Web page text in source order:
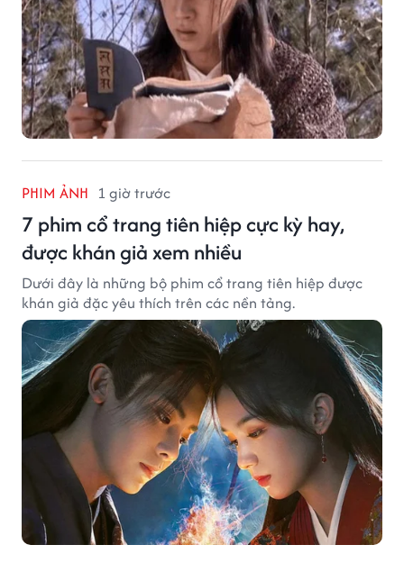
PHIM ẢNH 1 giờ trước
7 phim cổ trang tiên hiệp cực kỳ hay,
được khán giả xem nhiều
Dưới đây là những bộ phim cổ trang tiên hiệp được
khán giả đặc yêu thích trên các nền tảng.